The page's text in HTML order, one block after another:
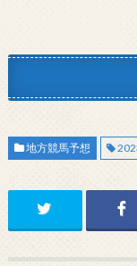
地方競馬予想